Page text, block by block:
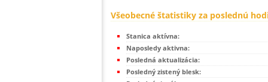
Všeobecné štatistiky za poslednú
Stanica aktívna:
Naposledy aktivna:
Posledná aktualizácia:
Posledný zistený blesk: